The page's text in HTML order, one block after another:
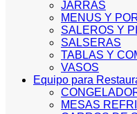
JARRAS
MENUS Y
SALEROS Y
SALSERAS
TABLAS Y
VASOS
Equipo para
MESAS